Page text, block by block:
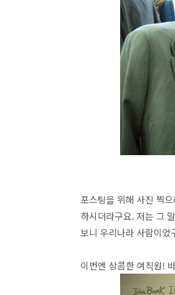
포스팅을 위해 사진 찍
하시더라구요. 저는 그
보니 우리나라 사람이
이번엔 상콤한 여직원!